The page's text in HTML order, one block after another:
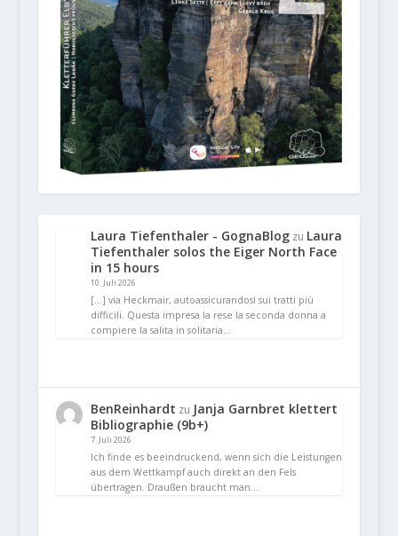
Laura Tiefenthaler - GognaBlogzu Laura
Tiefenthaler solos the Eiger North Face
in 15 hours
10. Juli 2026
[…] via Heckmair, autoassicurandosi sui tratti più
difficili. Questa impresa la rese la seconda donna a
compiere la salita in solitaria…
BenReinhardt zu Janja Garnbret klettert
Bibliographie (9b+)
7. Juli 2026
Ich finde es beeindruckend, wenn sich die Leistungen
aus dem Wettkampf auch direkt an den Fels
übertragen. Draußen braucht man…